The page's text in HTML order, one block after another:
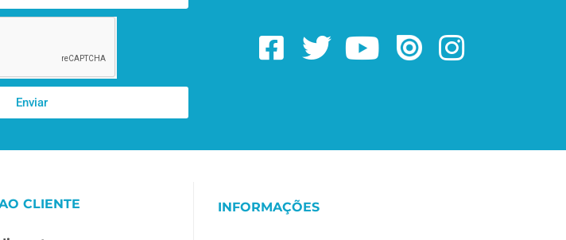
Enviar
CLIENTE INFORMAÇÕES